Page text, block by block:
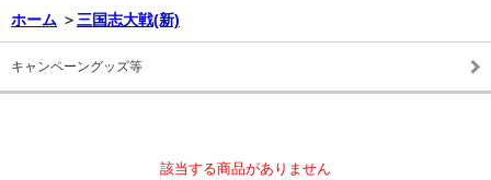
ホーム ＞三国志大戦(新)
キャンペーングッズ等
該当する商品がありません